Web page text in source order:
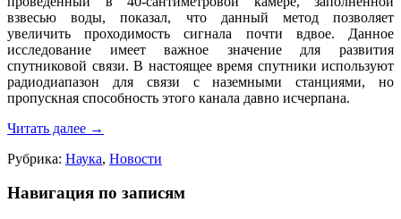
взвесью воды, показал, что данный метод позволяет
увеличить проходимость сигнала почти вдвое. Данное
исследование имеет важное значение для развития
спутниковой связи. В настоящее время спутники используют
радиодиапазон для связи с наземными станциями, но
пропускная способность этого канала давно исчерпана.
Читать далее →
Рубрика: Наука, Новости
Навигация по записям